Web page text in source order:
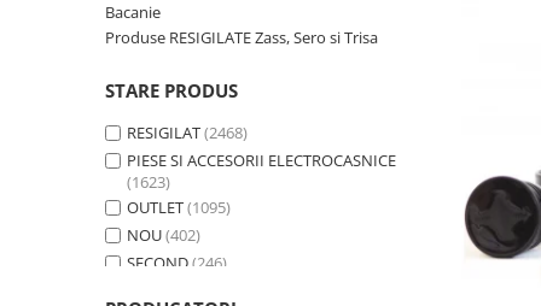
Mobila dormitor
Mobila gradina & terasa
Mobila Living & Dining
Scule electrice si unelte
Silicon, spume si solutii tehnice
Sisteme Incalzire
Textile si covoare
Bacanie
Produse RESIGILATE Zass, Sero si Trisa
STARE PRODUS
RESIGILAT(2468)
PIESE SI ACCESORII ELECTROCASNICE
(1623)
OUTLET(1095)
NOU(402)
SECOND(246)